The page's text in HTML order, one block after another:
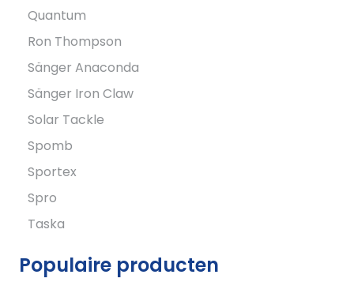
Quantum
Ron Thompson
Sänger Anaconda
Sänger Iron Claw
Solar Tackle
Spomb
Sportex
Spro
Taska
Populaire producten